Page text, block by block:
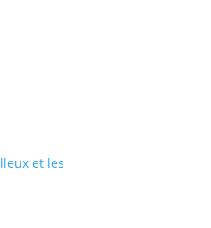
et les